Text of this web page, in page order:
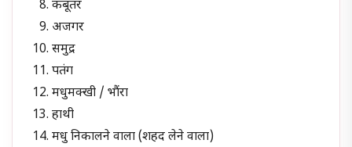
कबूतर
अजगर
समुद्र
पतंग
मधुमक्खी / भौंरा
हाथी
मधु निकालने वाला (शहद लेने वाला)